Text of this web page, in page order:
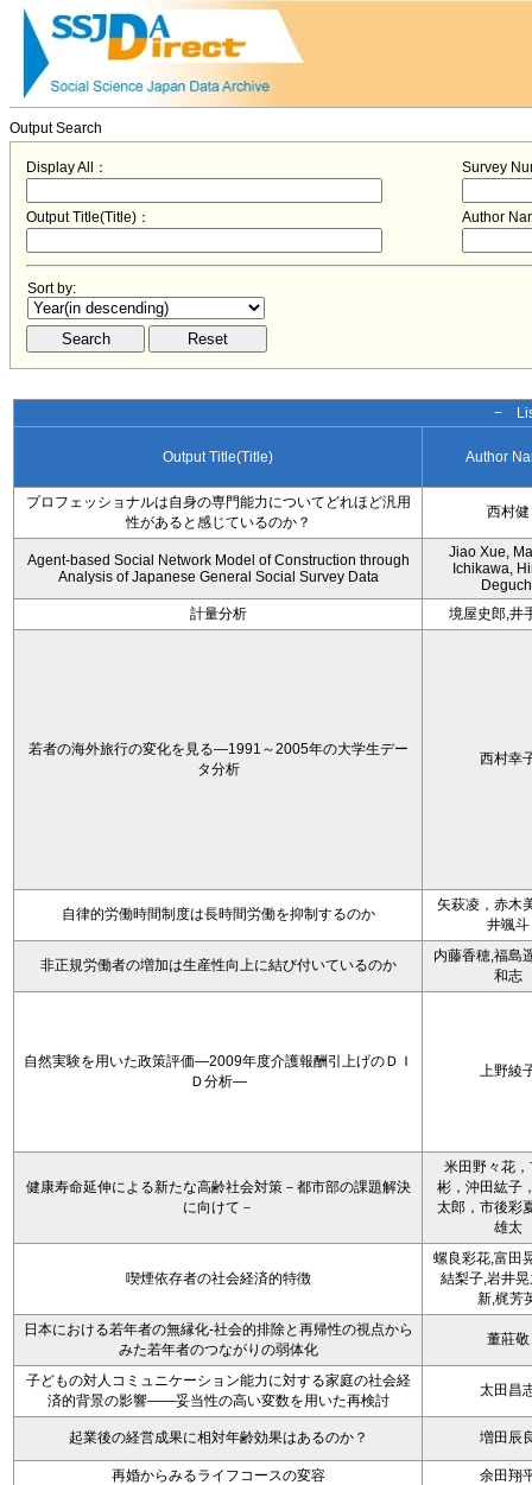
Output Search
Display All： Survey
Output Title(Title)： Author
Sort by:
−
Output Title(Title) Author
プロフェッショナルは自身の専門能力についてどれほど汎用
性があると感じているのか？
西村健
Agent-based Social Network Model of Construction through
Analysis of Japanese General Social Survey Data
Jiao Xue,
Ichikawa,
計量分析
境屋史郎,井
若者の海外旅行の変化を見る―1991～2005年の大学生デー
タ分析
西村幸
自律的労働時間制度は長時間労働を抑制するのか
矢萩凌，赤木
井颯斗
非正規労働者の増加は生産性向上に結び付いているのか
内藤香穂,福島
和志
自然実験を用いた政策評価―2009年度介護報酬引上げのＤＩ
Ｄ分析―
上野綾
健康寿命延伸による新たな高齢社会対策－都市部の課題解決
に向けて－
米田野々花
彬，沖田紘子
太郎，市後彩
雄太
喫煙依存者の社会経済的特徴
螺良彩花,富田
結梨子,岩井
新,梶芳
日本における若年者の無縁化-社会的排除と再帰性の視点から
みた若年者のつながりの弱体化
董莊敬
子どもの対人コミュニケーション能力に対する家庭の社会経
済的背景の影響――妥当性の高い変数を用いた再検討
太田昌
起業後の経営成果に相対年齢効果はあるのか？ 増田辰
再婚からみるライフコースの変容
余田翔